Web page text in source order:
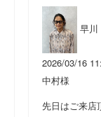
早
2026/03/16
中村様
先日はご来店